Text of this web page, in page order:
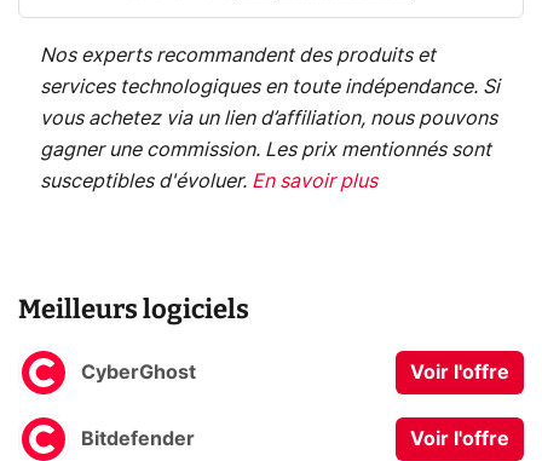
Nos experts recommandent des produits et
services technologiques en toute indépendance. Si
vous achetez via un lien d’affiliation, nous pouvons
gagner une commission. Les prix mentionnés sont
susceptibles d'évoluer. En savoir plus
Meilleurs logiciels
CyberGhost Voir l'offre
Bitdefender Voir l'offre